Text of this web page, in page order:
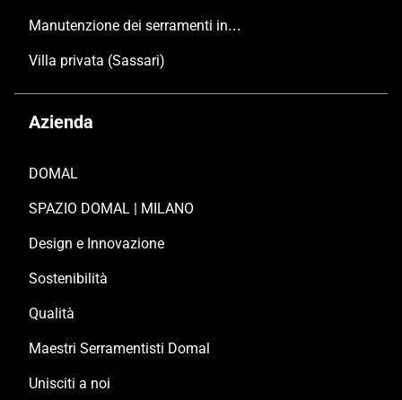
Manutenzione dei serramenti in alluminio
Villa privata (Sassari)
Azienda
DOMAL
SPAZIO DOMAL | MILANO
Design e Innovazione
Sostenibilità
Qualità
Maestri Serramentisti Domal
Unisciti a noi